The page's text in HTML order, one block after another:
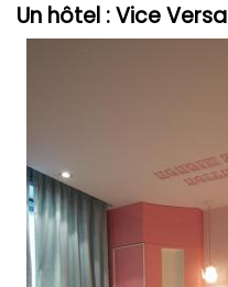
Un hôtel : Vice Versa